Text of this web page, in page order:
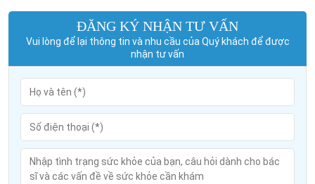
ĐĂNG KÝ NHẬN TƯ VẤN
Vui lòng để lại thông tin và nhu cầu của Quý khách để được
nhận tư vấn